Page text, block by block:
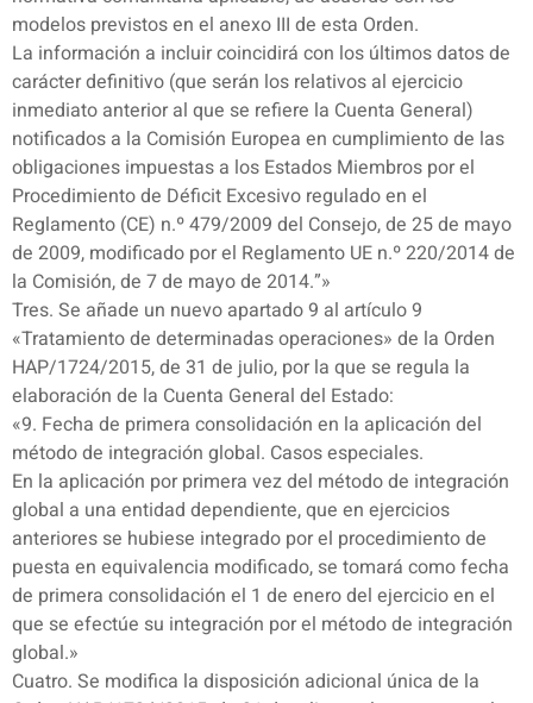
modelos previstos en el anexo III de esta Orden.
La información a incluir coincidirá con los últimos datos de
carácter definitivo (que serán los relativos al ejercicio
inmediato anterior al que se refiere la Cuenta General)
notificados a la Comisión Europea en cumplimiento de las
obligaciones impuestas a los Estados Miembros por el
Procedimiento de Déficit Excesivo regulado en el
Reglamento (CE) n.º 479/2009 del Consejo, de 25 de mayo
de 2009, modificado por el Reglamento UE n.º 220/2014 de
la Comisión, de 7 de mayo de 2014.”»
Tres. Se añade un nuevo apartado 9 al artículo 9
«Tratamiento de determinadas operaciones» de la Orden
HAP/1724/2015, de 31 de julio, por la que se regula la
elaboración de la Cuenta General del Estado:
«9. Fecha de primera consolidación en la aplicación del
método de integración global. Casos especiales.
En la aplicación por primera vez del método de integración
global a una entidad dependiente, que en ejercicios
anteriores se hubiese integrado por el procedimiento de
puesta en equivalencia modificado, se tomará como fecha
de primera consolidación el 1 de enero del ejercicio en el
que se efectúe su integración por el método de integración
global.»
Cuatro. Se modifica la disposición adicional única de la